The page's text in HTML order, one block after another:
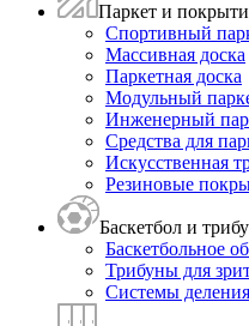
Паркет и
Спортивный
Массивная доска
Паркетная доска
Модульный
Инженерный
Средства для
Искусственная
Резиновые
Баскетбол и
Баскетбольное
Трибуны для
Системы